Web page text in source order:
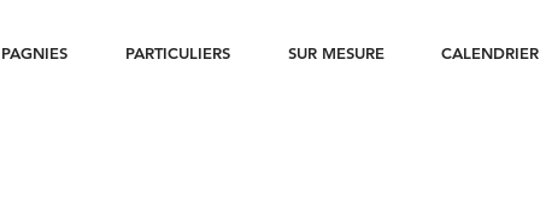
PARTICULIERS SUR MESURE CALENDRIER